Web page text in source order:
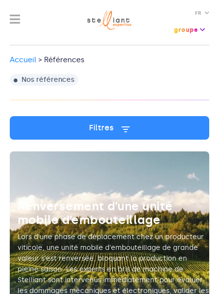
FR
groupe
Accueil > Références
Nos références
Filtres
Renversement d’une unité
mobile d’embouteillage
Lors d'une phase de déplacement chez un producteur
viticole, une unité mobile d'embouteillage de grande
valeur s'est renversée, bloquant la production en
pleine saison. Les experts en bris de machine de
Stelliant sont intervenus immédiatement pour évaluer
les dommages mécaniques et électroniques, valider les